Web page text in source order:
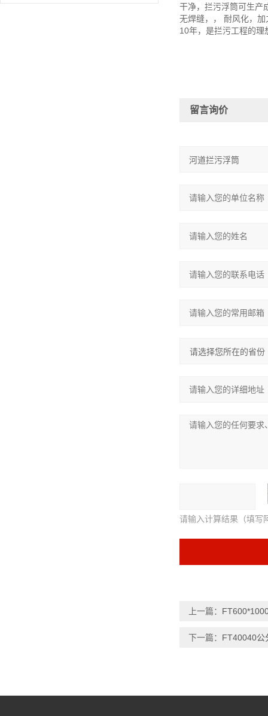
干净，拦污浮筒可生产
无焊缝，， 耐风化，
10年，是拦污工程的理
留言询价
请输入计算结果（填写
上一篇：
下一篇： FT40040公